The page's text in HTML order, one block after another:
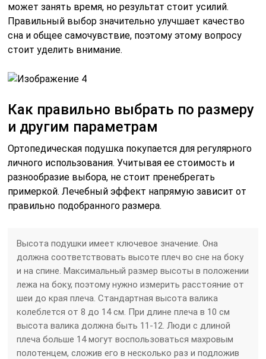
может занять время, но результат стоит усилий.
Правильный выбор значительно улучшает качество
сна и общее самочувствие, поэтому этому вопросу
стоит уделить внимание.
Как правильно выбрать по размеру
и другим параметрам
Ортопедическая подушка покупается для регулярного
личного использования. Учитывая ее стоимость и
разнообразие выбора, не стоит пренебрегать
примеркой. Лечебный эффект напрямую зависит от
правильно подобранного размера.
Высота подушки имеет ключевое значение. Она
должна соответствовать высоте плеч во сне на боку
и на спине. Максимальный размер высоты в положении
лежа на боку, поэтому нужно измерить расстояние от
шеи до края плеча. Стандартная высота валика
колеблется от 8 до 14 см. При длине плеча в 10 см
высота валика должна быть 11-12. Люди с длиной
плеча больше 14 могут воспользоваться махровым
полотенцем, сложив его в несколько раз и подложив